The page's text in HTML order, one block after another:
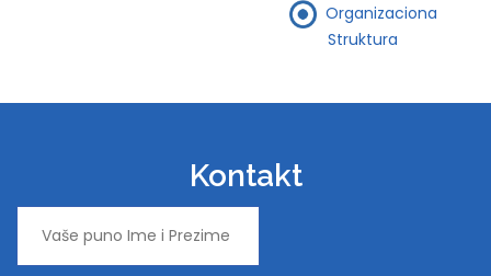
Organizaciona
Struktura
Kontakt